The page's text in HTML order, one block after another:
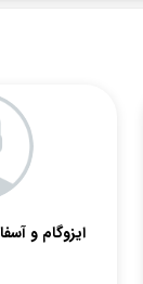
ایزوگام و